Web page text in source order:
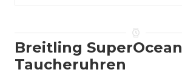
Breitling SuperOcean
Taucheruhren